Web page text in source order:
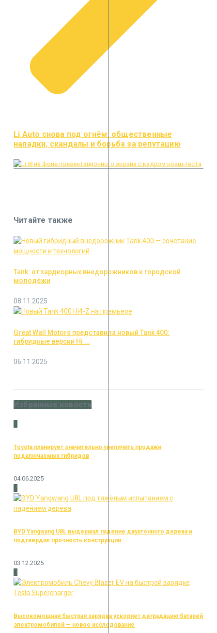
Li Auto снова под огнём: общественные
нападки, скандалы и борьба за репутацию
Читайте также
Tank: от хардкорных внедорожников к городской
молодёжи
08.11.2025
Great Wall Motors представила новый Tank 400:
гибридные версии Hi ...
06.11.2025
Избранные новости
1
Toyota планирует значительно увеличить продажи
подключаемых гибридов
04.06.2025
2
BYD Yangwang U8L выдержал падение двухтонного дерева и
подтвердил прочность конструкции
03.12.2025
3
Высокомощная быстрая зарядка ускоряет деградацию батарей
электромобилей — новое исследование